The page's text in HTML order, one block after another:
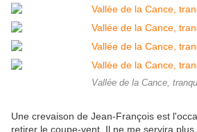
Vallée de la Cance,
Une crevaison de Jean-François est
retirer le coupe-vent. Il ne me servira plus